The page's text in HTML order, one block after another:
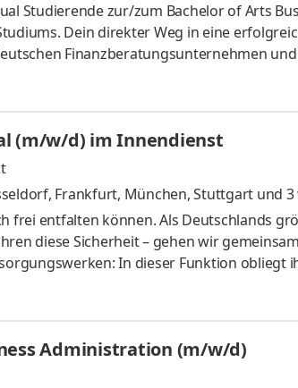
und Vorsorgelösungen in Europa.
(m/w/d) im Innendienst
Frankfurt, München, Stuttgart und
frei entfalten können. Als Deutschlands
diese Sicherheit – gehen wir
In dieser Funktion obliegt
in allen Durchführungswegen der
Ihre Expertise erstreckt sich über die
und die Überprüfung der Versicherer
U
Administration (m/w/d)